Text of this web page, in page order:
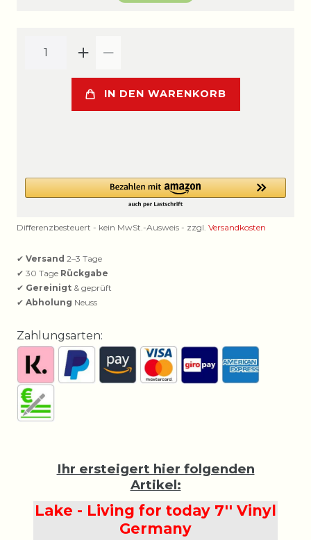
IN DEN WARENKORB
Differenzbesteuert - kein MwSt.-Ausweis - zzgl. Versandkosten
✔ Versand 2–3 Tage
✔ 30 Tage Rückgabe
✔ Gereinigt & geprüft
✔ Abholung Neuss
Zahlungsarten:
Ihr ersteigert hier folgenden
Artikel:
Lake - Living for today 7'' Vinyl
Germany